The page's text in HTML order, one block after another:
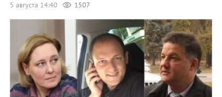
5 августа 14:40
1507